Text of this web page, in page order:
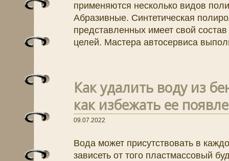
применяются несколько видов
Абразивные. Синтетическая
представленных имеет свой
целей. Мастера автосервиса
Как удалить воду из
как избежать ее
09.07.2022
Вода может присутствовать в
зависеть от того пластмассовый